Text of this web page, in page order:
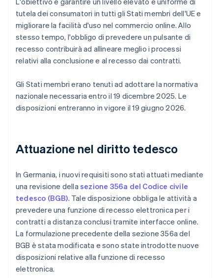
tutela dei consumatori in tutti gli Stati membri dell'UE e
migliorare la facilità d'uso nel commercio online. Allo
stesso tempo, l'obbligo di prevedere un pulsante di
recesso contribuirà ad allineare meglio i processi
relativi alla conclusione e al recesso dai contratti.
Gli Stati membri erano tenuti ad adottare la normativa
nazionale necessaria entro il 19 dicembre 2025. Le
disposizioni entreranno in vigore il 19 giugno 2026.
Attuazione nel diritto tedesco
In Germania, i nuovi requisiti sono stati attuati mediante
una revisione dellasezione 356a del Codice civile
tedesco (BGB). Tale disposizione obbliga le attività a
prevedere una funzione di recesso elettronica per i
contratti a distanza conclusi tramite interfacce online.
La formulazione precedente della sezione 356a del
BGB è stata modificata e sono state introdotte nuove
disposizioni relative alla funzione di recesso
elettronica.